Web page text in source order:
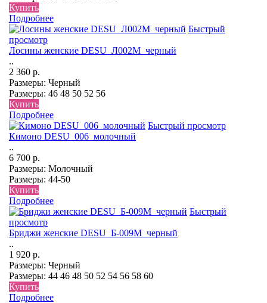
Купить
Подробнее
Быстрый
просмотр
Лосины женские DESU_Л002М_черный
..
2 360 р.
Размеры: Черный
Размеры: 46 48 50 52 56
Купить
Подробнее
Быстрый просмотр
Кимоно DESU_006_молочный
..
6 700 р.
Размеры: Молочный
Размеры: 44-50
Купить
Подробнее
Быстрый
просмотр
Бриджи женские DESU_Б-009М_черный
..
1 920 р.
Размеры: Черный
Размеры: 44 46 48 50 52 54 56 58 60
Купить
Подробнее